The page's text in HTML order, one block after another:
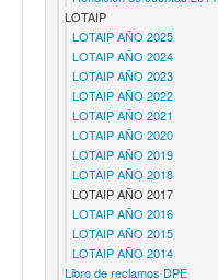
LOTAIP
LOTAIP AÑO 2025
LOTAIP AÑO 2024
LOTAIP AÑO 2023
LOTAIP AÑO 2022
LOTAIP AÑO 2021
LOTAIP AÑO 2020
LOTAIP AÑO 2019
LOTAIP AÑO 2018
LOTAIP AÑO 2017
LOTAIP AÑO 2016
LOTAIP AÑO 2015
LOTAIP AÑO 2014
Libro de reclamos DPE